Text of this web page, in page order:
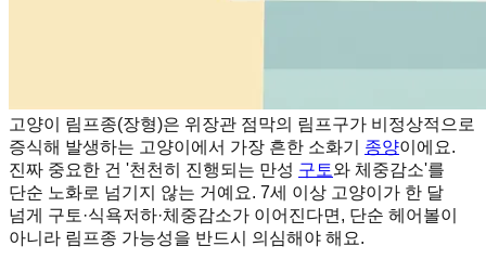
고양이 림프종(장형)은 위장관 점막의 림프구가 비정상적으로
증식해 발생하는 고양이에서 가장 흔한 소화기 종양이에요.
진짜 중요한 건 '천천히 진행되는 만성 구토와 체중감소'를
단순 노화로 넘기지 않는 거예요. 7세 이상 고양이가 한 달
넘게 구토·식욕저하·체중감소가 이어진다면, 단순 헤어볼이
아니라 림프종 가능성을 반드시 의심해야 해요.